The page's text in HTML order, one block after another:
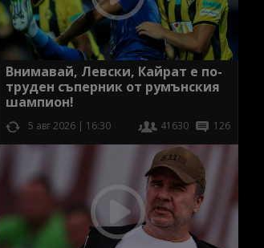
Внимавай, Левски, Кайрат е по-
труден съперник от румънския
шампион!
5 авг 2026 | 16:30 41630 126